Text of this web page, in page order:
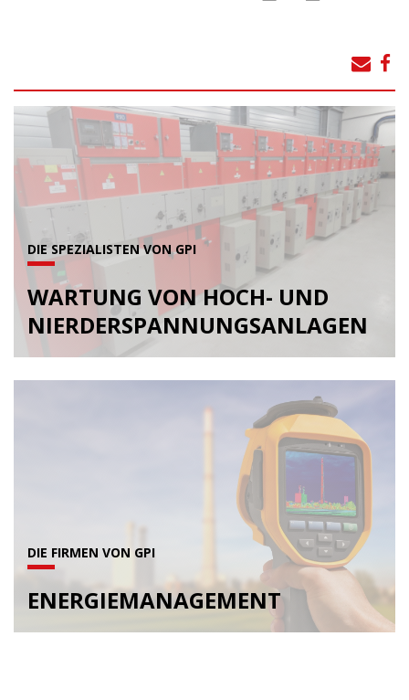
DIE SPEZIALISTEN VON GPI
WARTUNG VON HOCH- UND
NIERDERSPANNUNGSANLAGEN
DIE FIRMEN VON GPI
ENERGIEMANAGEMENT